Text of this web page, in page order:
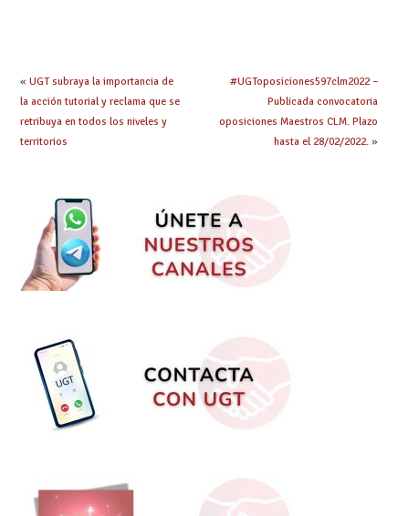
« UGT subraya la importancia de
la acción tutorial y reclama que se
retribuya en todos los niveles y
territorios
#UGToposiciones597clm2022 –
Publicada convocatoria
oposiciones Maestros CLM. Plazo
hasta el 28/02/2022.»